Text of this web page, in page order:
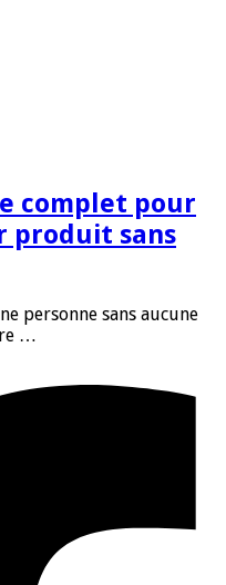
complet pour
produit sans
personne sans aucune
…